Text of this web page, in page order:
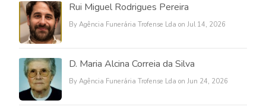
Rui Miguel Rodrigues Pereira
By Agência Funerária Trofense Lda on Jul 14, 2026
D. Maria Alcina Correia da Silva
By Agência Funerária Trofense Lda on Jun 24, 2026